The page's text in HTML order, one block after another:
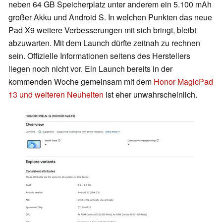
neben 64 GB Speicherplatz unter anderem ein 5.100 mAh
großer Akku und Android S. In welchen Punkten das neue
Pad X9 weitere Verbesserungen mit sich bringt, bleibt
abzuwarten. Mit dem Launch dürfte zeitnah zu rechnen
sein. Offizielle Informationen seitens des Herstellers
liegen noch nicht vor. Ein Launch bereits in der
kommenden Woche gemeinsam mit dem Honor MagicPad
13 und weiteren Neuheiten ist eher unwahrscheinlich.